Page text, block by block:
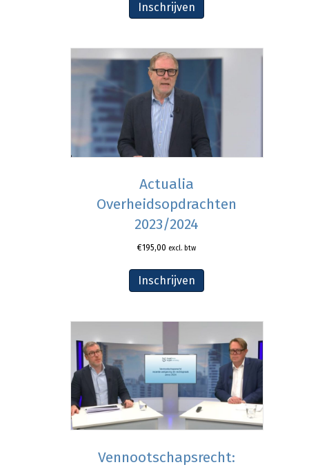
Inschrijven
Actualia
Overheidsopdrachten
2023/2024
€195,00 excl. btw
Inschrijven
Vennootschapsrecht: